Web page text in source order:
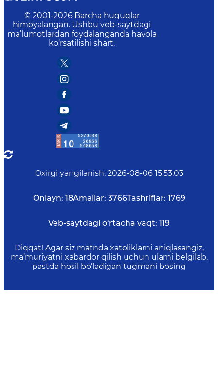
© 2001-2026 Barcha huquqlar
himoyalangan. Ushbu veb-saytdagi
ma’lumotlardan foydalanganda havola
ko‘rsatilishi shart.
Oxirgi yangilanish: 2026-08-06 15:53:03
Onlayn: 18Amallar: 3766Tashriflar: 1769
Veb-saytdagi o‘rtacha vaqt: 119
Diqqat! Agar siz matnda xatoliklarni aniqlasangiz,
ma’muriyatni xabardor qilish uchun ularni belgilab,
pastda hosil bo‘ladigan tugmani bosing